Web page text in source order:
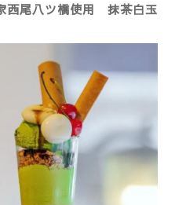
西尾八ツ橋使用 抹茶白玉